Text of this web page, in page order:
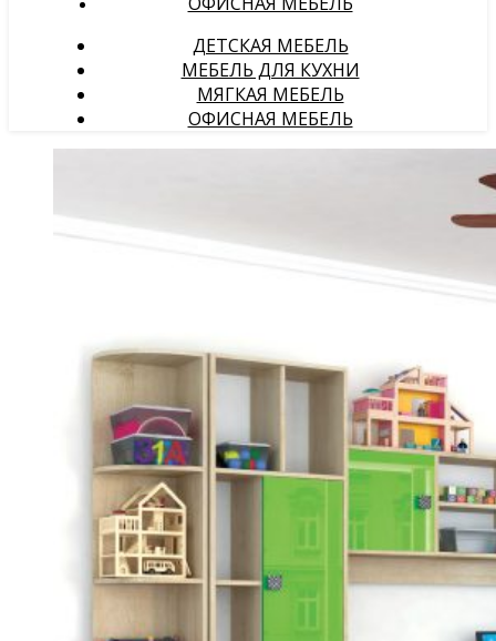
ДЕТСКАЯ МЕБЕЛЬ
МЕБЕЛЬ ДЛЯ КУХНИ
МЯГКАЯ МЕБЕЛЬ
ОФИСНАЯ МЕБЕЛЬ